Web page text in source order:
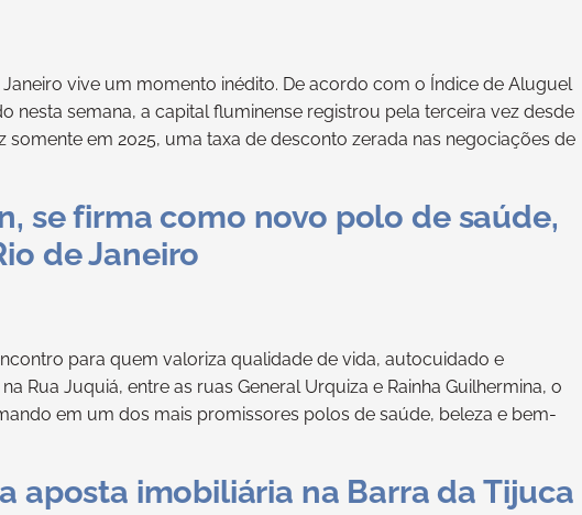
vive um momento inédito. De acordo com o Índice de Aluguel
nesta semana, a capital fluminense registrou pela terceira vez desde
somente em 2025, uma taxa de desconto zerada nas negociações de
se firma como novo polo de saúde,
de Janeiro
para quem valoriza qualidade de vida, autocuidado e
Rua Juquiá, entre as ruas General Urquiza e Rainha Guilhermina, o
em um dos mais promissores polos de saúde, beleza e bem-
aposta imobiliária na Barra da Tijuca